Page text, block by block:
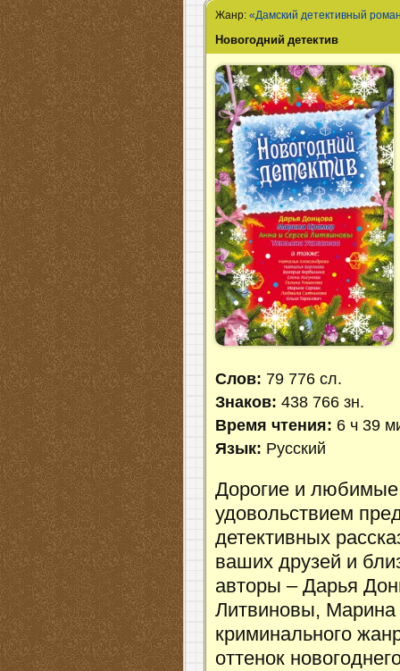
Жанр:«Дамский детективный
Новогодний детектив
Слов: 79 776 сл.
Знаков:438 766 зн.
Время чтения: 6 ч 39
Язык: Русский
Дорогие и любимые
удовольствием
детективных
ваших друзей и
авторы – Дарья
Литвиновы, Марина
криминального
оттенок